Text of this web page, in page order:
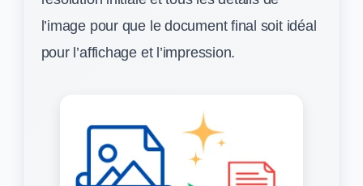
l’image pour que le document final soit idéal
pour l’affichage et l’impression.